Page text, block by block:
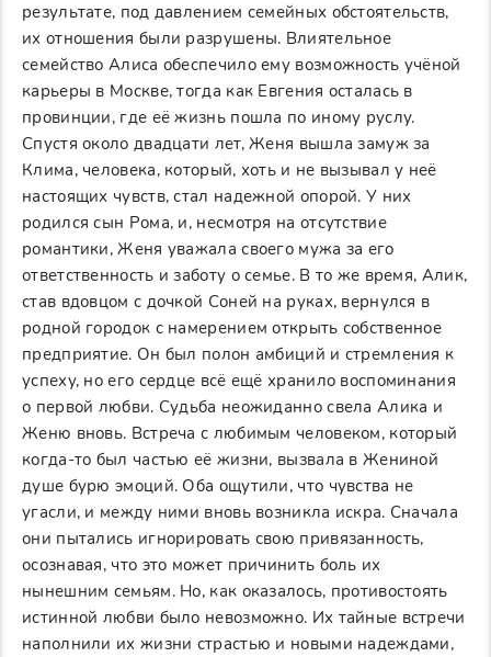
результате, под давлением семейных обстоятельств,
их отношения были разрушены. Влиятельное
семейство Алиса обеспечило ему возможность учёной
карьеры в Москве, тогда как Евгения осталась в
провинции, где её жизнь пошла по иному руслу.
Спустя около двадцати лет, Женя вышла замуж за
Климa, человека, который, хоть и не вызывал у неё
настоящих чувств, стал надежной опорой. У них
родился сын Рома, и, несмотря на отсутствие
романтики, Женя уважала своего мужа за его
ответственность и заботу о семье. В то же время, Алик,
став вдовцом с дочкой Соней на руках, вернулся в
родной городок с намерением открыть собственное
предприятие. Он был полон амбиций и стремления к
успеху, но его сердце всё ещё хранило воспоминания
о первой любви. Судьба неожиданно свела Алика и
Женю вновь. Встреча с любимым человеком, который
когда-то был частью её жизни, вызвала в Жениной
душе бурю эмоций. Оба ощутили, что чувства не
угасли, и между ними вновь возникла искра. Сначала
они пытались игнорировать свою привязанность,
осознавая, что это может причинить боль их
нынешним семьям. Но, как оказалось, противостоять
истинной любви было невозможно. Их тайные встречи
наполнили их жизни страстью и новыми надеждами,